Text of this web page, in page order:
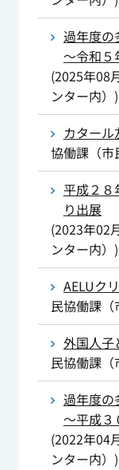
過年度の
～令和５
(2025年08
ンター内） )
カター
協働課（市
平成２
り出展
(2023年02
ンター内） )
AELUク
民協働課（
外国人子
民協働課（
過年度の
～平成３
(2022年04
ンター内） )